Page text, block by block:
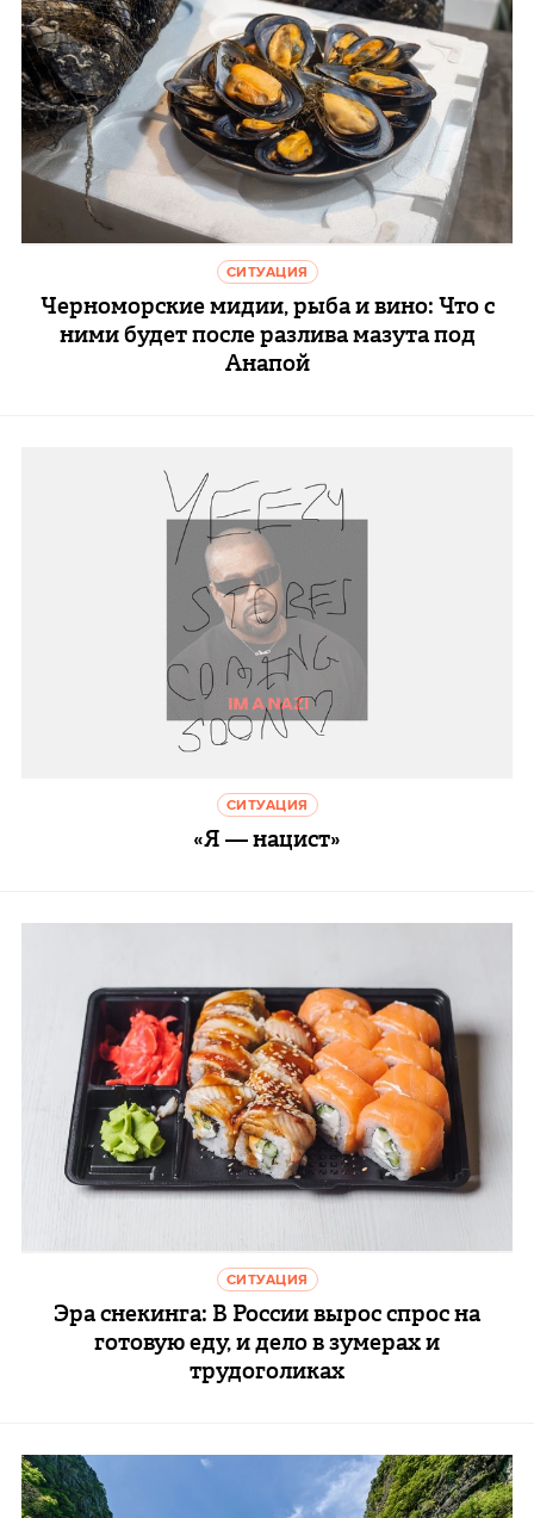
СИТУАЦИЯ
Черноморские мидии, рыба и вино: Что с
ними будет после разлива мазута под
Анапой
СИТУАЦИЯ
«Я — нацист»
СИТУАЦИЯ
Эра снекинга: В России вырос спрос на
готовую еду, и дело в зумерах и
трудоголиках